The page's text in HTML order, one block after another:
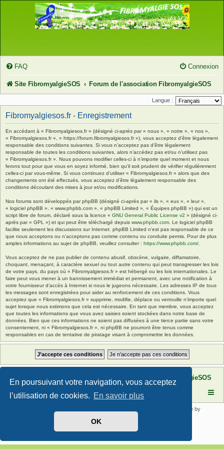
En poursuivant votre navigation, vous acceptez
l’utilisation de cookies. En savoir plus
OK
FAQ Connexion
Site FibromyalgieSOS Forum de l'association FibromyalgieSOS
Langue :
Fibromyalgiesos.fr - Enregistrement
En accédant à « Fibromyalgiesos.fr » (désigné ci-après par « nous », « notre », « nos »,
« Fibromyalgiesos.fr », « https://forum.fibromyalgiesos.fr »), vous acceptez d’être légalement
responsable des conditions suivantes. Si vous n’acceptez pas d’être légalement
responsable de toutes les conditions suivantes, alors n’accédez pas et/ou n’utilisez pas
« Fibromyalgiesos.fr ». Nous pouvons modifier celles-ci à n’importe quel moment et nous
ferons tout pour que vous en soyez informé, bien qu’il soit prudent de vérifier régulièrement
celles-ci par vous-même. Si vous continuez d’utiliser « Fibromyalgiesos.fr » alors que des
changements ont été effectués, vous acceptez d’être légalement responsable des
conditions découlant des mises à jour et/ou modifications.
Nos forums sont développés par phpBB (désigné ci-après par « ils », « eux », « leur »,
« logiciel phpBB », « www.phpbb.com », « phpBB Limited », « Équipes phpBB ») qui est un
script libre de forum, déclaré sous la licence « GNU General Public License v2 » (désigné ci-
après par « GPL ») et qui peut être téléchargé depuis www.phpbb.com . Le logiciel phpBB
facilite seulement les discussions sur Internet. phpBB Limited n’est pas responsable de ce
que nous acceptons ou n’acceptons pas comme contenu ou conduite permis. Pour de plus
amples informations au sujet de phpBB, veuillez consulter : https://www.phpbb.com/
Vous acceptez de ne pas publier de contenu abusif, obscène, vulgaire, diffamatoire,
choquant, menaçant, à caractère sexuel ou tout autre contenu qui peut transgresser les lois
de votre pays, du pays où « Fibromyalgiesos.fr » est hébergé ou les lois internationales. Le
faire peut vous mener à un bannissement immédiat et permanent, avec une notification à
votre fournisseur d’accès à Internet si nous le jugeons nécessaire. Les adresses IP de tous
les messages sont enregistrées pour aider au renforcement de ces conditions. Vous
acceptez que « Fibromyalgiesos.fr » supprime, modifie, déplace ou verrouille n’importe quel
sujet lorsque nous estimons que cela est nécessaire. En tant que membre, vous acceptez
que toutes les informations que vous avez saisies soient stockées dans notre base de
données. Bien que ces informations ne soient pas diffusées à une tierce partie sans votre
consentement, ni « Fibromyalgiesos.fr », ni phpBB ne pourront être tenus comme
responsables en cas de tentative de piratage visant à compromettre les données.
Site FibromyalgieSOS Forum de l'association FibromyalgieSOS
® Forum Software © phpBB Limited | SE Square by
Traduit par